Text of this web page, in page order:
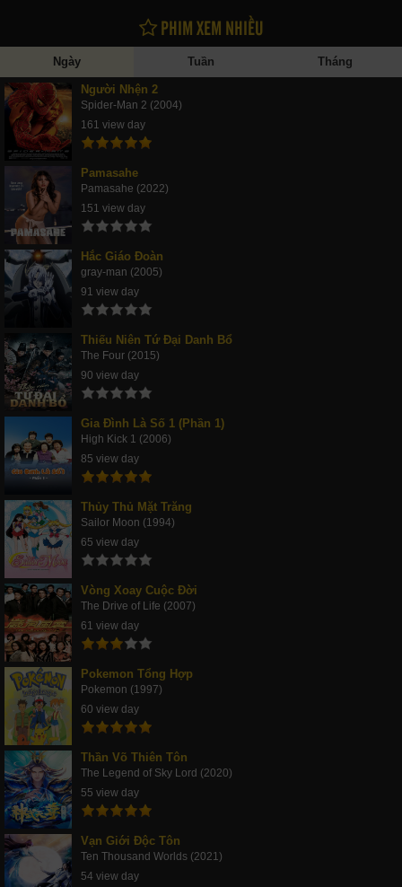
PHIM XEM NHIỀU
Ngày Tuần Tháng
Người Nhện 2
Spider-Man 2 (2004)
161 view day
Pamasahe
Pamasahe (2022)
151 view day
Hắc Giáo Đoàn
gray-man (2005)
91 view day
Thiếu Niên Tứ Đại Danh Bổ
The Four (2015)
90 view day
Gia Đình Là Số 1 (Phần 1)
High Kick 1 (2006)
85 view day
Thủy Thủ Mặt Trăng
Sailor Moon (1994)
65 view day
Vòng Xoay Cuộc Đời
The Drive of Life (2007)
61 view day
Pokemon Tổng Hợp
Pokemon (1997)
60 view day
Thần Võ Thiên Tôn
The Legend of Sky Lord (2020)
55 view day
Vạn Giới Độc Tôn
Ten Thousand Worlds (2021)
54 view day